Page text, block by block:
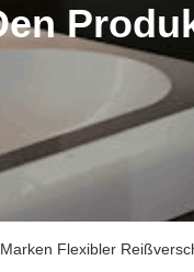
Flexibler